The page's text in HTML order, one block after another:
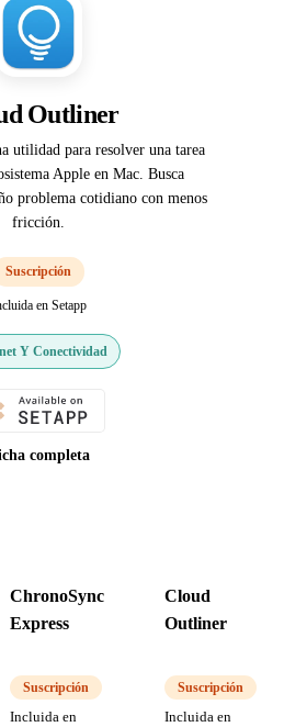
Outliner
utilidad para resolver una tarea
Apple en Mac. Busca
problema cotidiano con menos
fricción.
Suscripción
en Setapp
Y Conectividad
completa
ChronoSync
Express
Cloud
Outliner
Suscripción
Incluida en
Suscripción
Incluida en